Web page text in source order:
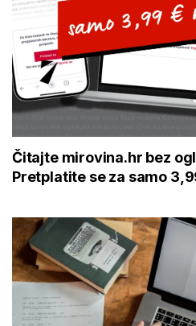
Čitajte mirovina.hr bez
Pretplatite se za samo